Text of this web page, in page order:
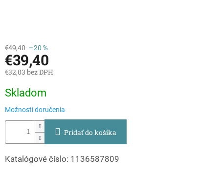
€49,40 –20 %
€39,40
€32,03 bez DPH
cena:
Skladom
Možnosti doručenia
Pridať do košíka
Katalógové číslo: 1136587809